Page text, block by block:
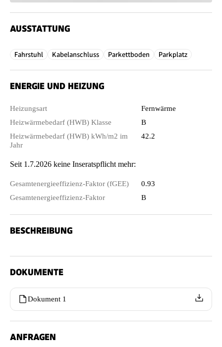
AUSSTATTUNG
Fahrstuhl Kabelanschluss Parkettboden Parkplatz
ENERGIE UND HEIZUNG
Heizungsart
Fernwärme
Heizwärmebedarf (HWB) Klasse
B
Heizwärmebedarf (HWB) kWh/m2 im
Jahr
42.2
Seit 1.7.2026 keine Inseratspflicht mehr:
Gesamtenergieeffizienz-Faktor (fGEE)
0.93
Gesamtenergieeffizienz-Faktor
B
BESCHREIBUNG
DOKUMENTE
Dokument 1
ANFRAGEN